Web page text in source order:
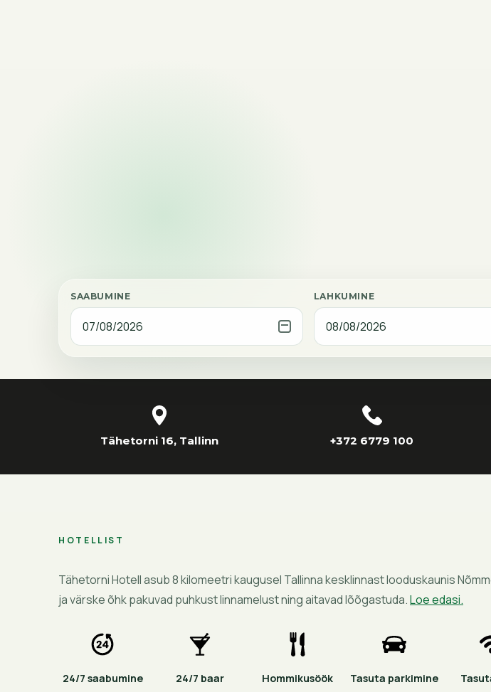
SAABUMINE
07/08/2026
LAHKUMINE
08/08/2026
Tähetorni 16, Tallinn +372 6779 100
HOTELLIST
Tähetorni Hotell asub 8 kilomeetri kaugusel Tallinna kesklinnast looduskaunis
ja värske õhk pakuvad puhkust linnamelust ning aitavad lõõgastuda.Loe edasi.
24/7 saabumine 24/7 baar Hommikusöök Tasuta parkimine